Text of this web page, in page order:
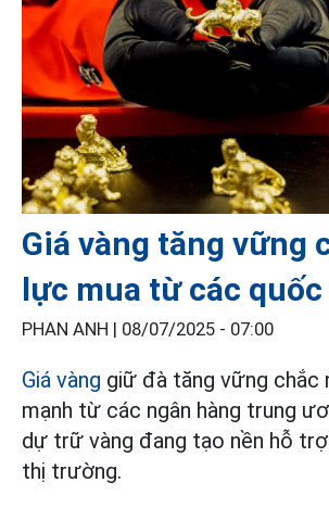
Giá vàng tăng vững
lực mua từ các quốc
PHAN ANH | 08/07/2025 - 07:00
Giá vàng giữ đà tăng vững chắc
mạnh từ các ngân hàng trung
dự trữ vàng đang tạo nền hỗ
thị trường.